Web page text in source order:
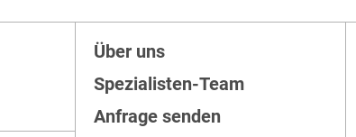
Über uns
Spezialisten-Team
Anfrage senden